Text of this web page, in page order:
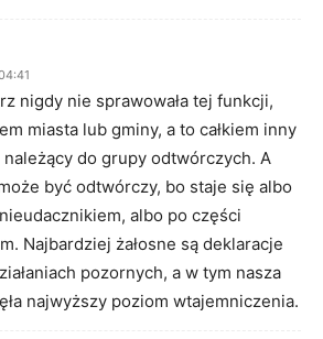
nigdy nie sprawowała tej funkcji,
miasta lub gminy, a to całkiem inny
należący do grupy odtwórczych. A
być odtwórczy, bo staje się albo
albo po części
Najbardziej żałosne są deklaracje
pozornych, a w tym nasza
najwyższy poziom wtajemniczenia.